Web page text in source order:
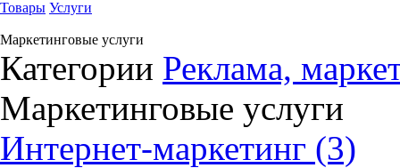
Товары Услуги
Маркетинговые услуги
Категории Реклама,
Маркетинговые услуги
Интернет-маркетинг (3)